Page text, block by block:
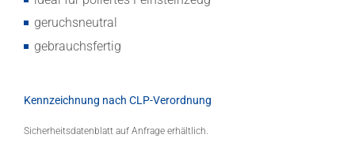
geruchsneutral
gebrauchsfertig
Kennzeichnung nach CLP-Verordnung
Sicherheitsdatenblatt auf Anfrage erhältlich.